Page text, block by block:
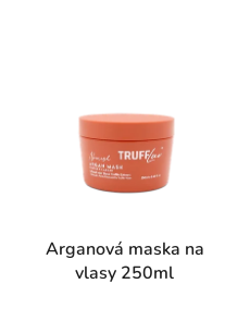
Arganová maska na
vlasy 250ml